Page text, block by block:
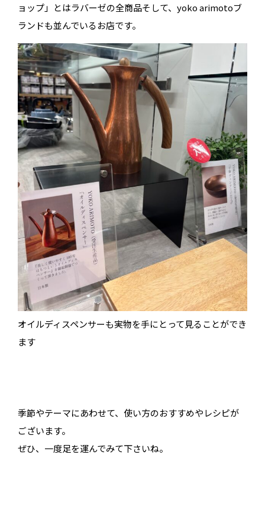
ョップ」とはラバーゼの全商品そして、yoko arimotoブ
ランドも並んでいるお店です。
オイルディスペンサーも実物を手にとって見ることができ
ます
季節やテーマにあわせて、使い方のおすすめやレシピが
ございます。
ぜひ、一度足を運んでみて下さいね。